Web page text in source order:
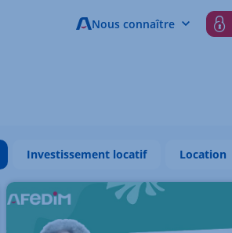
Nous connaître
Investissement locatif Location